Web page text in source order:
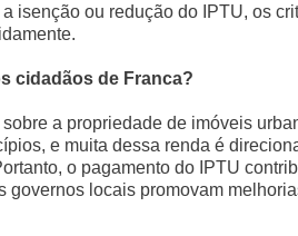
isenção ou redução do IPTU, os
cidadãos de Franca?
a propriedade de imóveis
e muita dessa renda é
o pagamento do IPTU
governos locais promovam